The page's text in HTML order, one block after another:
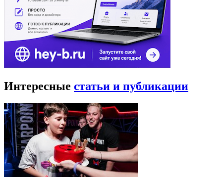
Интересные статьи и публикации